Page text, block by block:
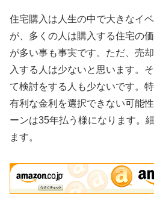
住宅購入は人生の中で大きなイ
が、多くの人は購入する住宅の
が多い事も事実です。ただ、売
入する人は少ないと思います。
て検討をする人も少ないです。
有利な金利を選択できない可能
ーンは35年払う様になります。
ます。